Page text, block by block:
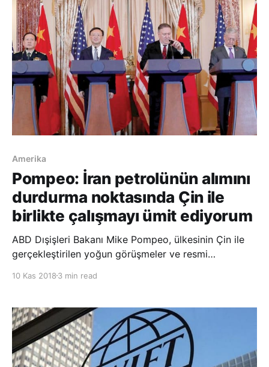
16 barış anlaşması imzalandı. Dün Fransız basınınd
Amerika
Pompeo: İran petrolünün alımını
durdurma noktasında Çin ile
birlikte çalışmayı ümit ediyorum
ABD Dışişleri Bakanı Mike Pompeo, ülkesinin Çin ile
gerçekleştirilen yoğun görüşmeler ve resmi
noktasında Pekin’in desteğini sağlamak için
Çin tarafı ile yaptığı görüşmelerde İran’ın nükleer füze
pro
10 Kas 2018 3 min read